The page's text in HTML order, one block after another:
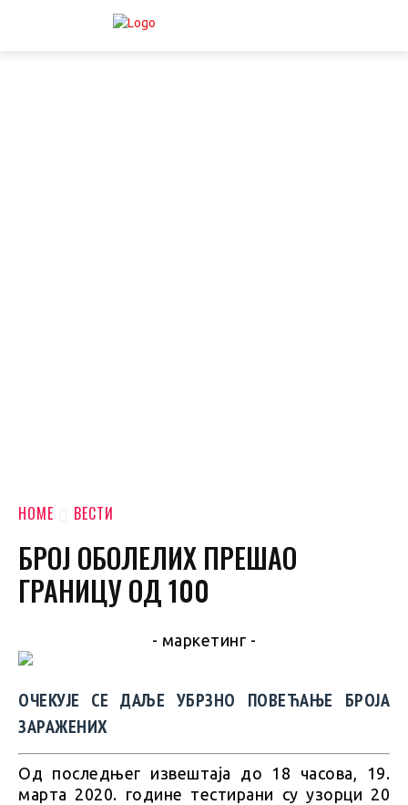
HOME ВЕСТИ
БРОЈ ОБОЛЕЛИХ ПРЕШАО
ГРАНИЦУ ОД 100
- маркетинг -
ОЧЕКУЈЕ СЕ ДАЉЕ УБРЗНО ПОВЕЋАЊЕ БРОЈА
ЗАРАЖЕНИХ
Од последњег извештаја до 18 часова, 19.
марта 2020. године тестирани су узорци 20